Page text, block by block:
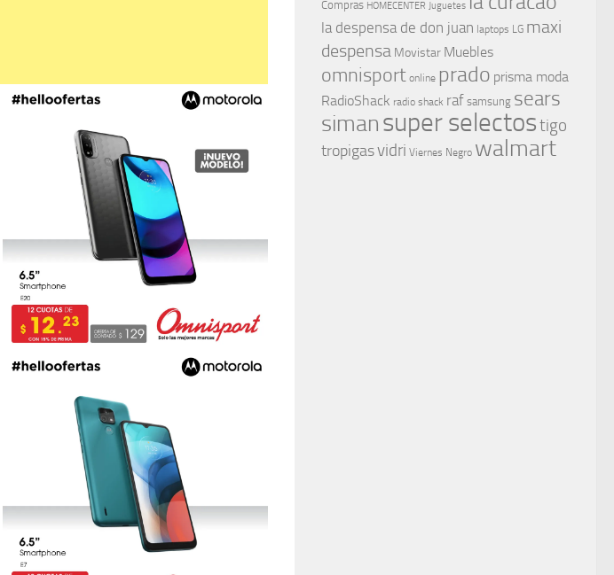
Compras HOMECENTER Juguetes
la despensa de don juan laptops LG maxi
despensa Movistar Muebles
omnisport online prado prisma moda
RadioShack radio shack raf samsung sears
simansuper selectostigo
tropigasvidri Viernes Negro walmart